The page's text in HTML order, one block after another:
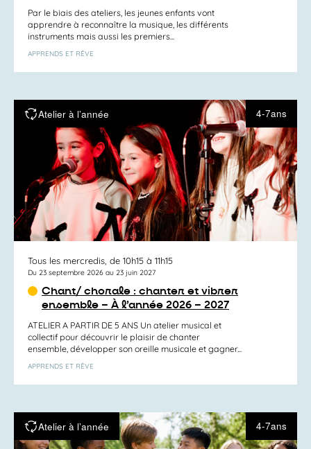
Par le biais des ateliers, les jeunes enfants vont
apprendre à reconnaître la musique, les différents
instruments mais aussi les premiers...
APPRENDS ET RÊVE
Atelier à l’année 4-7ans
Tous les mercredis, de 10h15 à 11h15
Du 23 septembre 2026 au 23 juin 2027
Chant/ chorale : chanter et vibrer
ensemble – À l’année 2026 – 2027
ATELIER A PARTIR DE 5 ANS Un atelier musical et
collectif pour découvrir le plaisir de chanter
ensemble, développer son oreille musicale et gagner...
APPRENDS ET RÊVE
Atelier à l’année 4-7ans